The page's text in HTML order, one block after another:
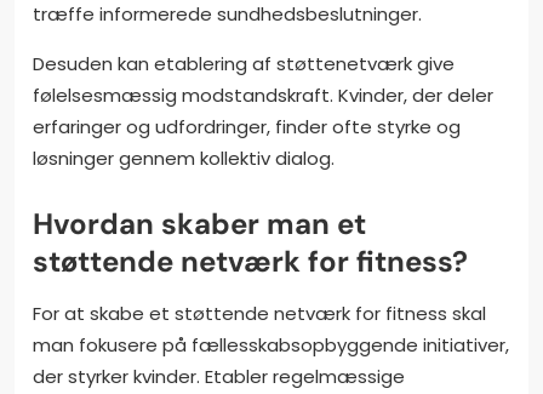
træffe informerede sundhedsbeslutninger.
Desuden kan etablering af støttenetværk give
følelsesmæssig modstandskraft. Kvinder, der deler
erfaringer og udfordringer, finder ofte styrke og
løsninger gennem kollektiv dialog.
Hvordan skaber man et
støttende netværk for fitness?
For at skabe et støttende netværk for fitness skal
man fokusere på fællesskabsopbyggende initiativer,
der styrker kvinder. Etabler regelmæssige